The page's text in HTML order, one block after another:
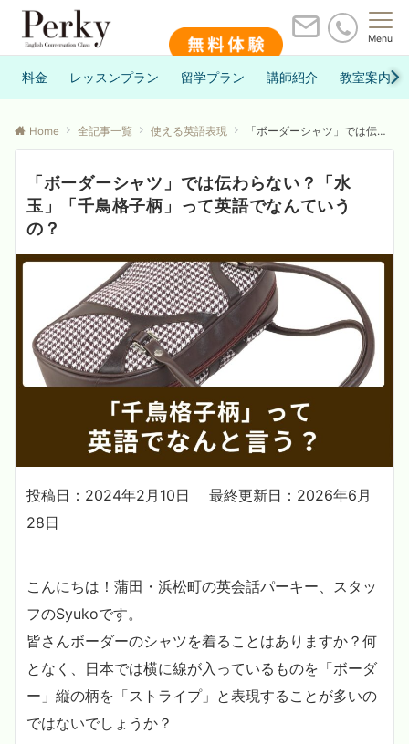
Menu
料金 レッスンプラン 留学プラン 講師紹介 教室案内
Home 全記事一覧 使える英語表現 「ボーダーシャツ」では伝わらない？「水玉」「千鳥格子柄」って英語でなんていうの？
「ボーダーシャツ」では伝わらない？「水
玉」「千鳥格子柄」って英語でなんていう
の？
投稿日：2024年2月10日
最終更新日：2026年6月
28日
こんにちは！蒲田・浜松町の英会話パーキー、スタッ
フのSyukoです。
皆さんボーダーのシャツを着ることはありますか？何
となく、日本では横に線が入っているものを「ボーダ
ー」縦の柄を「ストライプ」と表現することが多いの
ではないでしょうか？